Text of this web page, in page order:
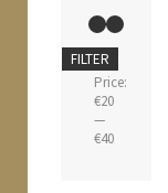
Min
price
Max
price
FILTER
Price:
€20
—
€40